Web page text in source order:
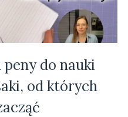
do nauki
od których